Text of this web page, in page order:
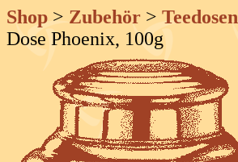
Shop > Zubehör > Teedosen
Dose Phoenix, 100g